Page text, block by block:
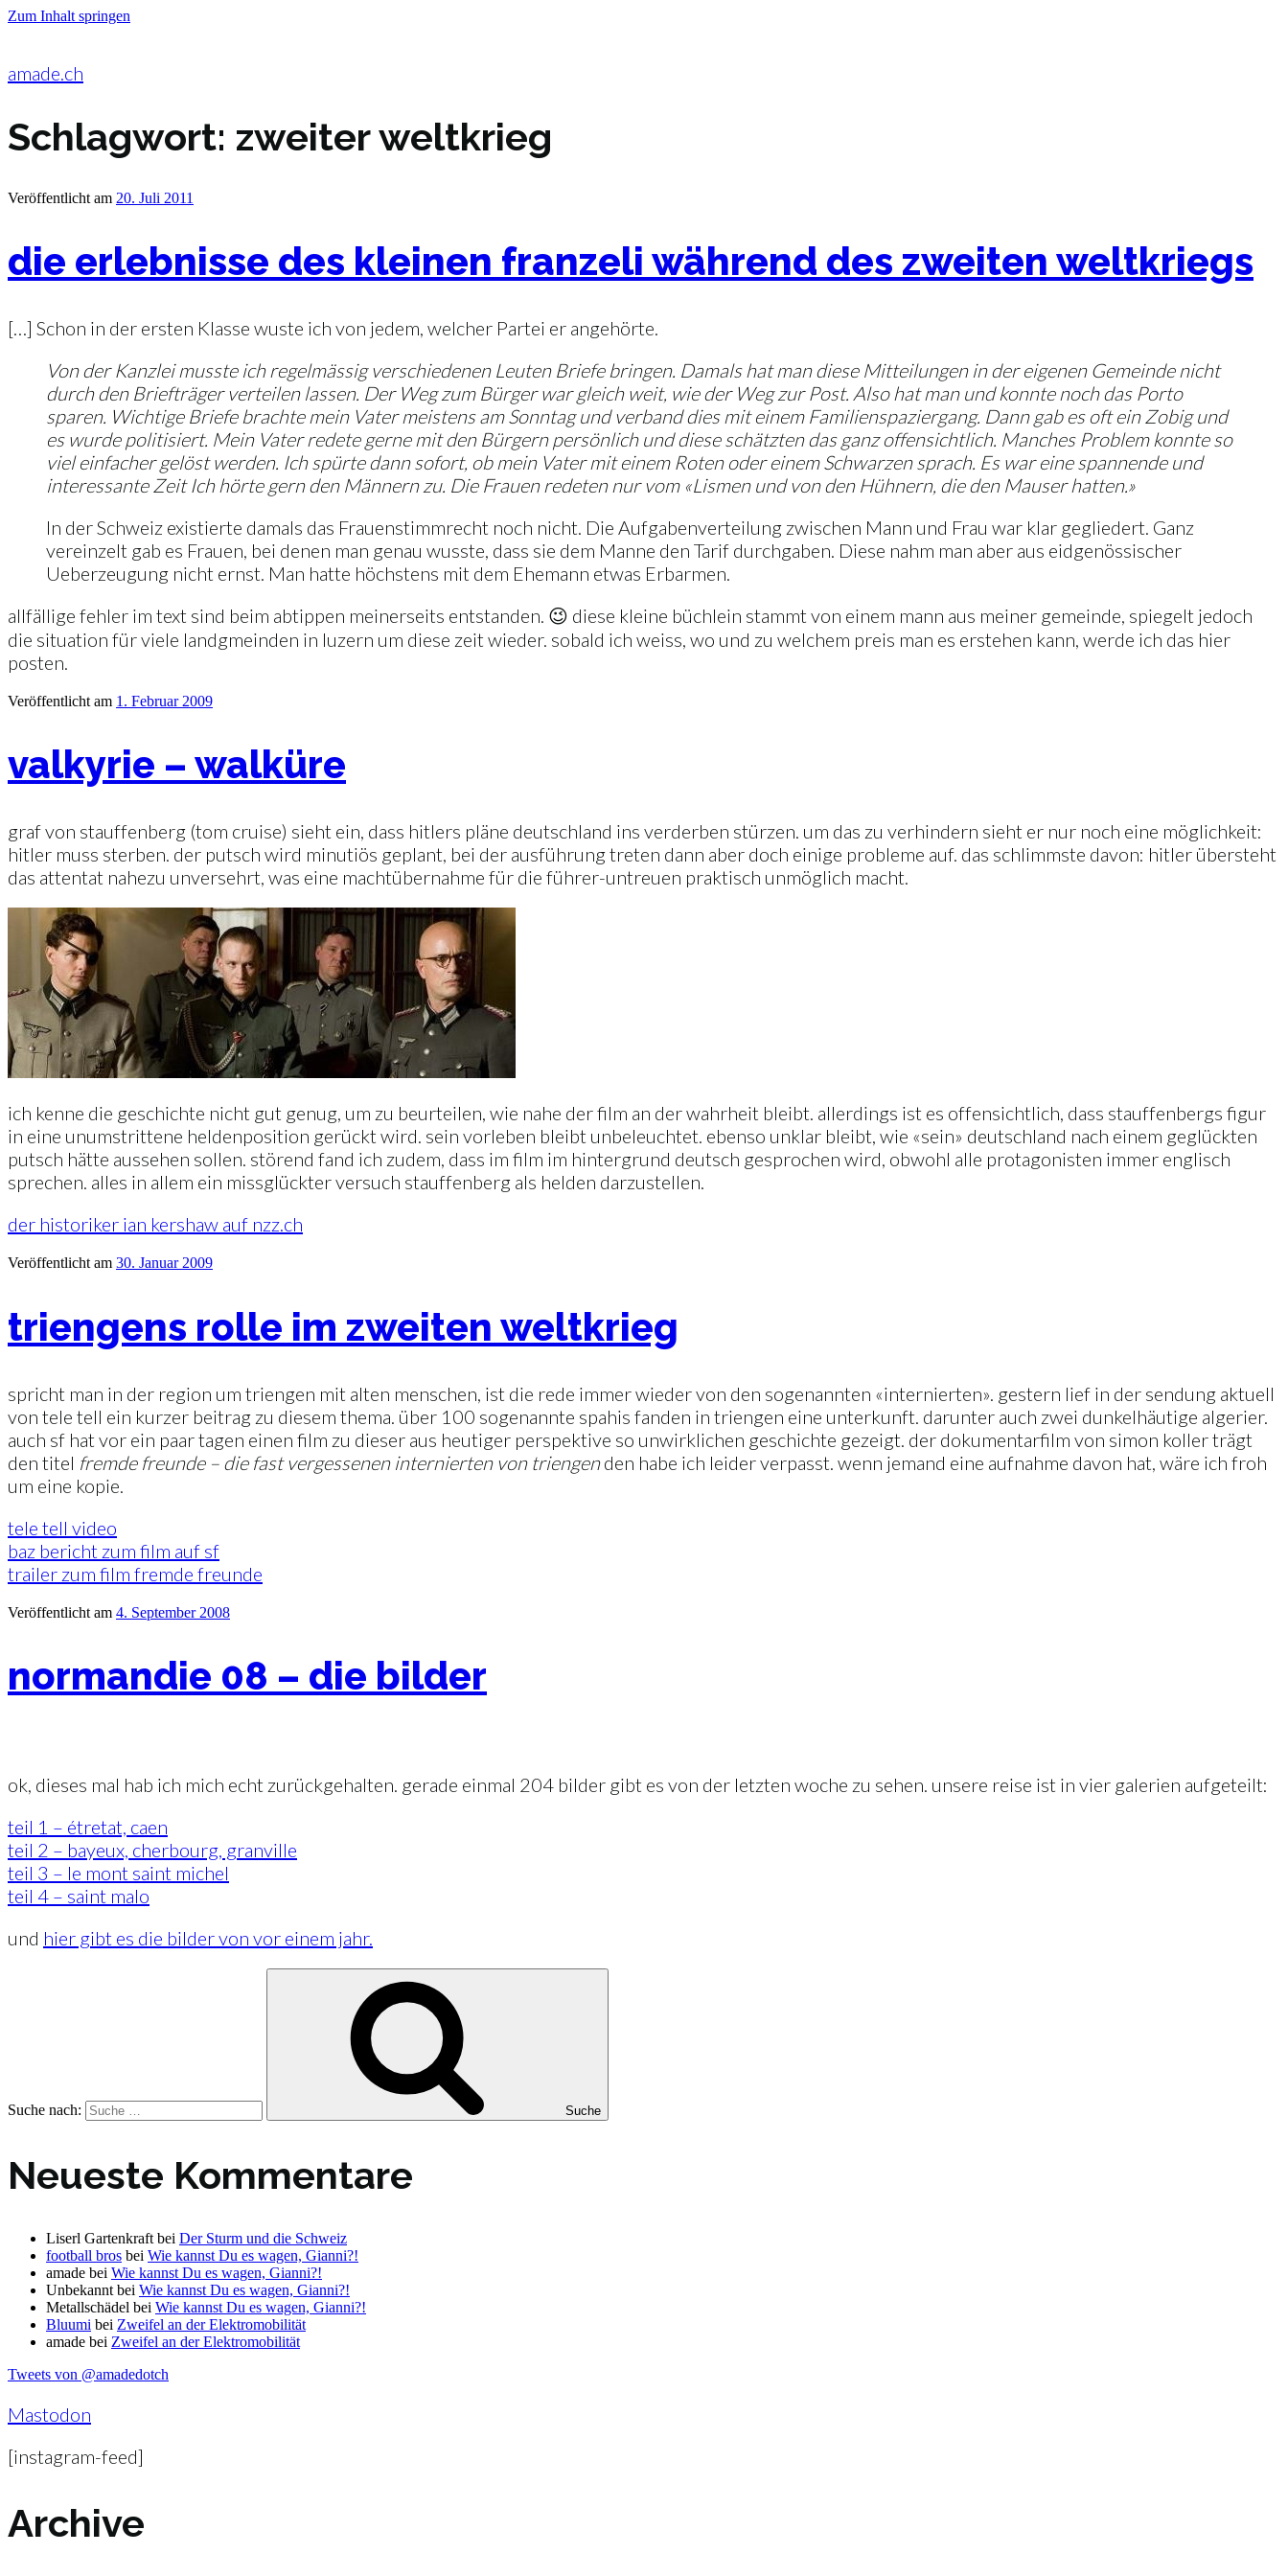
Zum Inhalt springen
amade.ch
Schlagwort: zweiter weltkrieg
Veröffentlicht am 20. Juli 2011
die erlebnisse des kleinen franzeli während des zweiten weltkriegs
[…] Schon in der ersten Klasse wuste ich von jedem, welcher Partei er angehörte.
Von der Kanzlei musste ich regelmässig verschiedenen Leuten Briefe bringen. Damals hat man diese Mitteilungen in der eigenen Gemeinde nicht
durch den Briefträger verteilen lassen. Der Weg zum Bürger war gleich weit, wie der Weg zur Post. Also hat man und konnte noch das Porto
sparen. Wichtige Briefe brachte mein Vater meistens am Sonntag und verband dies mit einem Familienspaziergang. Dann gab es oft ein Zobig und
es wurde politisiert. Mein Vater redete gerne mit den Bürgern persönlich und diese schätzten das ganz offensichtlich. Manches Problem konnte so
viel einfacher gelöst werden. Ich spürte dann sofort, ob mein Vater mit einem Roten oder einem Schwarzen sprach. Es war eine spannende und
interessante Zeit Ich hörte gern den Männern zu. Die Frauen redeten nur vom «Lismen und von den Hühnern, die den Mauser hatten.»
In der Schweiz existierte damals das Frauenstimmrecht noch nicht. Die Aufgabenverteilung zwischen Mann und Frau war klar gegliedert. Ganz
vereinzelt gab es Frauen, bei denen man genau wusste, dass sie dem Manne den Tarif durchgaben. Diese nahm man aber aus eidgenössischer
Ueberzeugung nicht ernst. Man hatte höchstens mit dem Ehemann etwas Erbarmen.
allfällige fehler im text sind beim abtippen meinerseits entstanden. 😉 diese kleine büchlein stammt von einem mann aus meiner gemeinde, spiegelt jedoch
die situation für viele landgmeinden in luzern um diese zeit wieder. sobald ich weiss, wo und zu welchem preis man es erstehen kann, werde ich das hier
posten.
Veröffentlicht am 1. Februar 2009
valkyrie – walküre
graf von stauffenberg (tom cruise) sieht ein, dass hitlers pläne deutschland ins verderben stürzen. um das zu verhindern sieht er nur noch eine möglichkeit:
hitler muss sterben. der putsch wird minutiös geplant, bei der ausführung treten dann aber doch einige probleme auf. das schlimmste davon: hitler übersteht
das attentat nahezu unversehrt, was eine machtübernahme für die führer-untreuen praktisch unmöglich macht.
ich kenne die geschichte nicht gut genug, um zu beurteilen, wie nahe der film an der wahrheit bleibt. allerdings ist es offensichtlich, dass stauffenbergs figur
in eine unumstrittene heldenposition gerückt wird. sein vorleben bleibt unbeleuchtet. ebenso unklar bleibt, wie «sein» deutschland nach einem geglückten
putsch hätte aussehen sollen. störend fand ich zudem, dass im film im hintergrund deutsch gesprochen wird, obwohl alle protagonisten immer englisch
sprechen. alles in allem ein missglückter versuch stauffenberg als helden darzustellen.
der historiker ian kershaw auf nzz.ch
Veröffentlicht am 30. Januar 2009
triengens rolle im zweiten weltkrieg
spricht man in der region um triengen mit alten menschen, ist die rede immer wieder von den sogenannten «internierten». gestern lief in der sendung aktuell
von tele tell ein kurzer beitrag zu diesem thema. über 100 sogenannte spahis fanden in triengen eine unterkunft. darunter auch zwei dunkelhäutige algerier.
auch sf hat vor ein paar tagen einen film zu dieser aus heutiger perspektive so unwirklichen geschichte gezeigt. der dokumentarfilm von simon koller trägt
den titel fremde freunde – die fast vergessenen internierten von triengenden habe ich leider verpasst. wenn jemand eine aufnahme davon hat, wäre ich froh
um eine kopie.
tele tell video
baz bericht zum film auf sf
trailer zum film fremde freunde
Veröffentlicht am 4. September 2008
normandie 08 – die bilder
ok, dieses mal hab ich mich echt zurückgehalten. gerade einmal 204 bilder gibt es von der letzten woche zu sehen. unsere reise ist in vier galerien aufgeteilt:
teil 1 – étretat, caen
teil 2 – bayeux, cherbourg, granville
teil 3 – le mont saint michel
teil 4 – saint malo
und hier gibt es die bilder von vor einem jahr.
Suche nach: Suche
Neueste Kommentare
Liserl Gartenkraftbei Der Sturm und die Schweiz
football bros bei Wie kannst Du es wagen, Gianni?!
amade bei Wie kannst Du es wagen, Gianni?!
Unbekanntbei Wie kannst Du es wagen, Gianni?!
Metallschädel bei Wie kannst Du es wagen, Gianni?!
Bluumi bei Zweifel an der Elektromobilität
amade bei Zweifel an der Elektromobilität
Tweets von @amadedotch
Mastodon
[instagram-feed]
Archive